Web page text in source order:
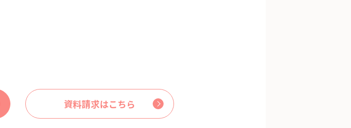
資料請求はこちら